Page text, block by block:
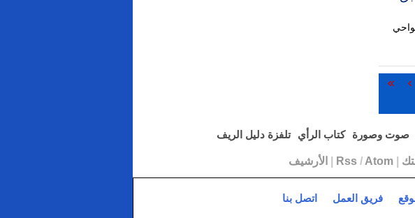
صوت وصورة كتاب الرأي تلفزة دليل الريف
|
Rss / Atom الأرشيف
فريق العمل اتصل بنا